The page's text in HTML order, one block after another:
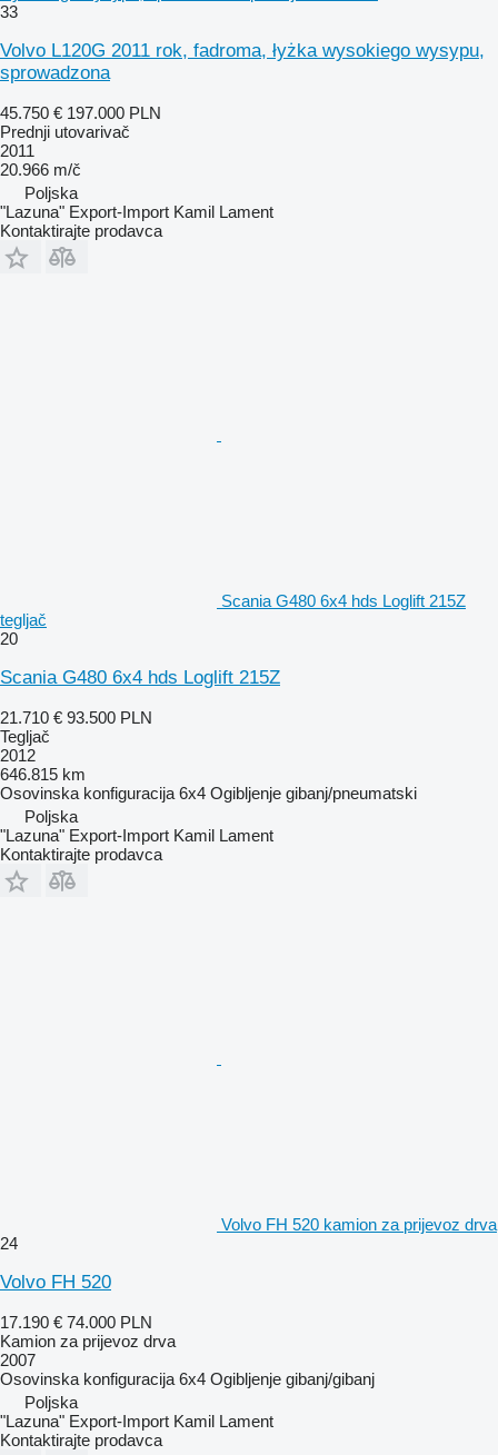
33
Volvo L120G 2011 rok, fadroma, łyżka wysokiego wysypu,
sprowadzona
45.750 € 197.000 PLN
Prednji utovarivač
2011
20.966 m/č
Poljska
"Lazuna" Export-Import Kamil Lament
Kontaktirajte prodavca
Scania G480 6x4 hds Loglift 215Z
tegljač
20
Scania G480 6x4 hds Loglift 215Z
21.710 € 93.500 PLN
Tegljač
2012
646.815 km
Osovinska konfiguracija 6x4 Ogibljenje gibanj/pneumatski
Poljska
"Lazuna" Export-Import Kamil Lament
Kontaktirajte prodavca
Volvo FH 520 kamion za prijevoz drva
24
Volvo FH 520
17.190 € 74.000 PLN
Kamion za prijevoz drva
2007
Osovinska konfiguracija 6x4 Ogibljenje gibanj/gibanj
Poljska
"Lazuna" Export-Import Kamil Lament
Kontaktirajte prodavca